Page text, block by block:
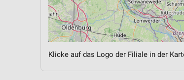
Klicke auf das Logo der Filiale in der